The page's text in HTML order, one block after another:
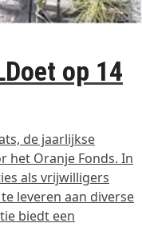
op 14
de jaarlijkse
het Oranje Fonds. In
als vrijwilligers
leveren aan diverse
biedt een